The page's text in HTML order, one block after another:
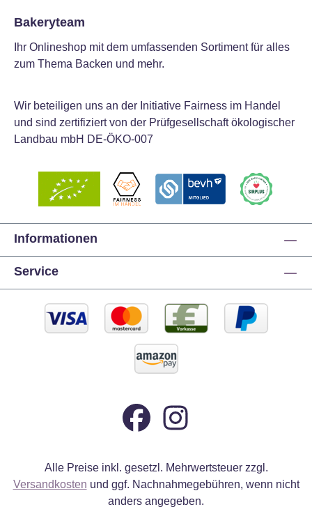
Bakeryteam
Ihr Onlineshop mit dem umfassenden Sortiment für alles
zum Thema Backen und mehr.
Wir beteiligen uns an der Initiative Fairness im Handel
und sind zertifiziert von der Prüfgesellschaft ökologischer
Landbau mbH DE-ÖKO-007
Informationen
Service
Alle Preise inkl. gesetzl. Mehrwertsteuer zzgl.
Versandkosten und ggf. Nachnahmegebühren, wenn nicht
anders angegeben.